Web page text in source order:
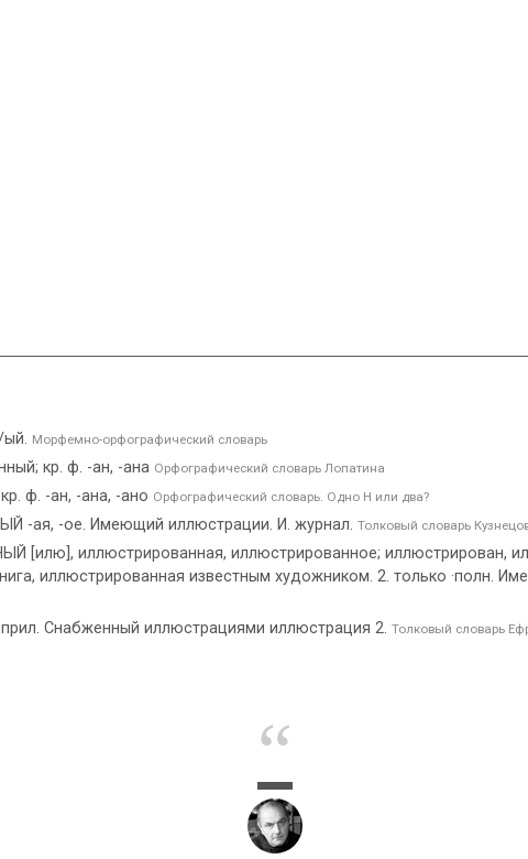
Морфемно-орфографический словарь
кр. ф. -ан, -ана Орфографический словарь Лопатина
ф. -ан, -ана, -ано Орфографический словарь. Одно Н или два?
-ая, -ое. Имеющий иллюстрации. И. журнал. Толковый словарь
[илю], иллюстрированная, иллюстрированное; иллюстрирован,
иллюстрированная известным художником. 2. только ·полн.
Снабженный иллюстрациями иллюстрация 2. Толковый словарь